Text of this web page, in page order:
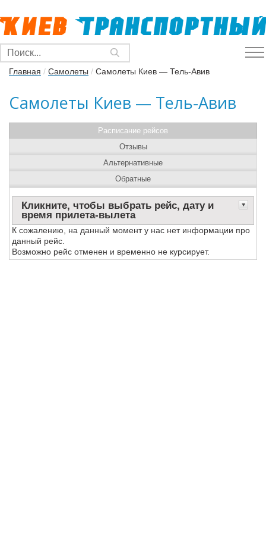
Главная / Самолеты / Самолеты Киев — Тель-Авив
Самолеты Киев — Тель-Авив
Расписание рейсов
Кликните, чтобы выбрать рейс, дату и
время прилета-вылета
К сожалению, на данный момент у нас нет информации про
данный рейс.
Возможно рейс отменен и временно не курсирует.
Отзывы
Альтернативные
Обратные